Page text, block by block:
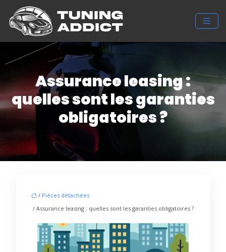
Assurance leasing :
quelles sont les garanties
obligatoires ?
/ Pièces détachées
/ Assurance leasing : quelles sont les garanties obligatoires ?